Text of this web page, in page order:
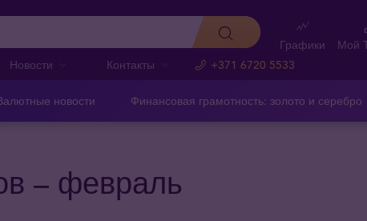
Новости Контакты +371 6720 5533
Графики Мой
новости Финансовая грамотность: золото и серебро
– февраль